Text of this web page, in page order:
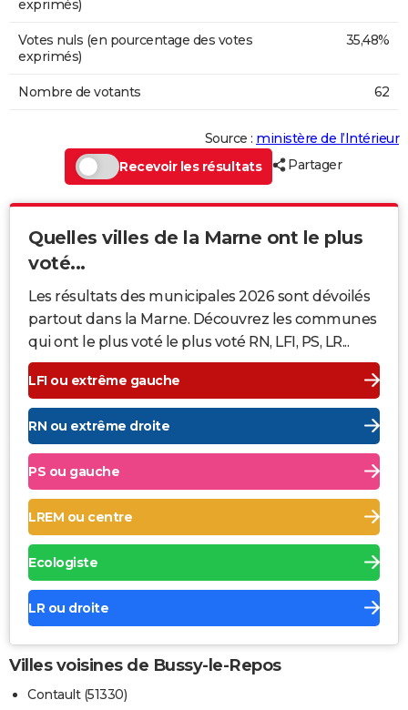
exprimés)
Votes nuls (en pourcentage des votes
exprimés)
35,48%
Nombre de votants 62
Source : ministère de l’Intérieur
Recevoir les résultats
Partager
Quelles villes de la Marne ont le plus
voté...
Les résultats des municipales 2026 sont dévoilés
partout dans la Marne. Découvrez les communes
qui ont le plus voté le plus voté RN, LFI, PS, LR...
LFI ou extrême gauche
RN ou extrême droite
PS ou gauche
LREM ou centre
Ecologiste
LR ou droite
Villes voisines de Bussy-le-Repos
Contault (51330)